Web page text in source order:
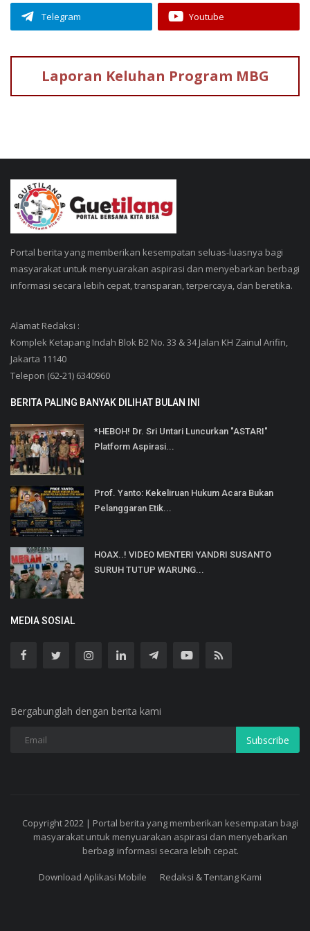
Telegram Youtube
Laporan Keluhan Program MBG
Portal berita yang memberikan kesempatan seluas-luasnya bagi
masyarakat untuk menyuarakan aspirasi dan menyebarkan berbagi
informasi secara lebih cepat, transparan, terpercaya, dan beretika.
Alamat Redaksi :
Komplek Ketapang Indah Blok B2 No. 33 & 34 Jalan KH Zainul Arifin,
Jakarta 11140
Telepon (62-21) 6340960
BERITA PALING BANYAK DILIHAT BULAN INI
*HEBOH! Dr. Sri Untari Luncurkan "ASTARI"
Platform Aspirasi...
Prof. Yanto: Kekeliruan Hukum Acara Bukan
Pelanggaran Etik...
HOAX..! VIDEO MENTERI YANDRI SUSANTO
SURUH TUTUP WARUNG...
MEDIA SOSIAL
Bergabunglah dengan berita kami
Subscribe
Copyright 2022 | Portal berita yang memberikan kesempatan bagi
masyarakat untuk menyuarakan aspirasi dan menyebarkan
berbagi informasi secara lebih cepat.
Download Aplikasi Mobile Redaksi & Tentang Kami